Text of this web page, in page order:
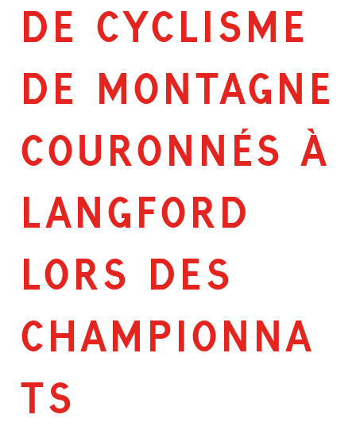
DE CYCLISME
DE MONTAGNE
COURONNÉS À
LANGFORD
LORS DES
CHAMPIONNA
TS